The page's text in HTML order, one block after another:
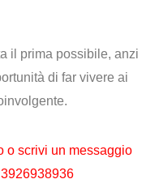
il prima possibile, anzi
di far vivere ai
o scrivi un messaggio
3926938936